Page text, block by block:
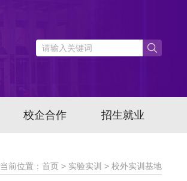
校企合作 招生就业
当前位置：首页 > 实验实训 > 校外实训基地